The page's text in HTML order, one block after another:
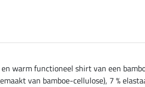
warm functioneel shirt van een
van bamboe-cellulose), 7 %